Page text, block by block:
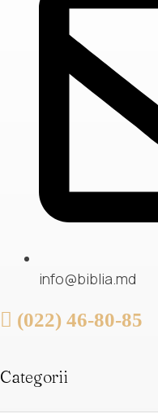
info@biblia.md
(022) 46-80-85
Categorii